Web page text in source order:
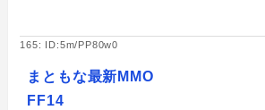
165: ID:5m/PP80w0
まともな最新MMO
FF14